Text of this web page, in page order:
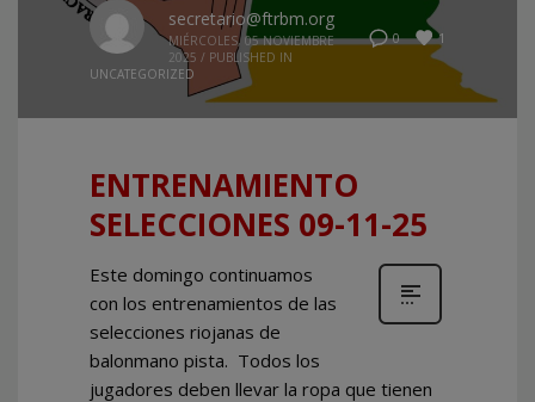
0 1
secretario@ftrbm.org
MIÉRCOLES, 05 NOVIEMBRE
2025 / PUBLISHED IN
UNCATEGORIZED
ENTRENAMIENTO
SELECCIONES 09-11-25
Este domingo continuamos
con los entrenamientos de las
selecciones riojanas de
balonmano pista. Todos los
jugadores deben llevar la ropa que tienen